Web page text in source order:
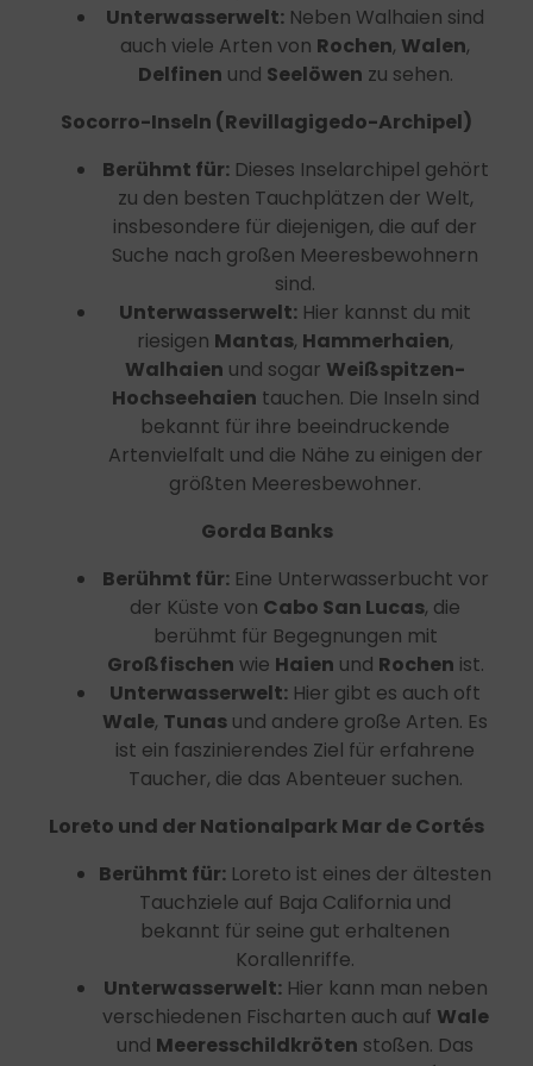
Unterwasserwelt: Neben Walhaien sind
auch viele Arten von Rochen, Walen,
Delfinen und Seelöwen zu sehen.
Socorro-Inseln (Revillagigedo-Archipel)
Berühmt für:Dieses Inselarchipel gehört
zu den besten Tauchplätzen der Welt,
insbesondere für diejenigen, die auf der
Suche nach großen Meeresbewohnern
sind.
Unterwasserwelt: Hier kannst du mit
riesigen Mantas, Hammerhaien,
Walhaien und sogar Weißspitzen-
Hochseehaien tauchen. Die Inseln sind
bekannt für ihre beeindruckende
Artenvielfalt und die Nähe zu einigen der
größten Meeresbewohner.
Gorda Banks
Berühmt für:Eine Unterwasserbucht vor
der Küste von Cabo San Lucas, die
berühmt für Begegnungen mit
Großfischen wie Haien und Rochen ist.
Unterwasserwelt: Hier gibt es auch oft
Wale, Tunas und andere große Arten. Es
ist ein faszinierendes Ziel für erfahrene
Taucher, die das Abenteuer suchen.
Loreto und der Nationalpark Mar de Cortés
Berühmt für: Loreto ist eines der ältesten
Tauchziele auf Baja California und
bekannt für seine gut erhaltenen
Korallenriffe.
Unterwasserwelt:Hier kann man neben
verschiedenen Fischarten auch auf Wale
und Meeresschildkröten stoßen. Das
Inhalte
Messung der Performance von Inhalten
Analyse von Zielgruppen durch Statistiken oder
Entwicklung und Verbesserung der Angebote
Verwendung reduzierter Daten zur Auswahl von
Besondere Features:
Verwendung genauer Standortdaten
Endgeräteeigenschaften zur Identifikation aktiv
abfragen